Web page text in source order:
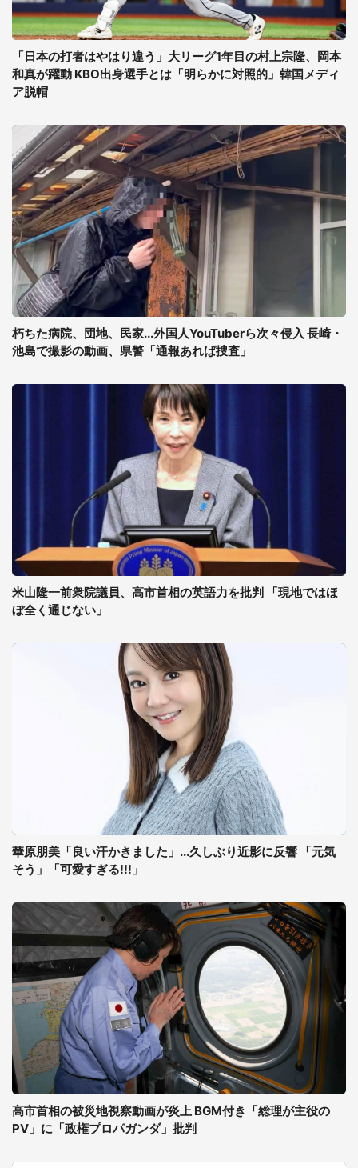
「日本の打者はやはり違う」大リーグ1年目の村上宗隆、岡本
和真が躍動 KBO出身選手とは「明らかに対照的」韓国メディ
ア脱帽
朽ちた病院、団地、民家...外国人YouTuberら次々侵入 長崎・
池島で撮影の動画、県警「通報あれば捜査」
米山隆一前衆院議員、高市首相の英語力を批判 「現地ではほ
ぼ全く通じない」
華原朋美「良い汗かきました」...久しぶり近影に反響 「元気
そう」「可愛すぎる!!!」
高市首相の被災地視察動画が炎上 BGM付き「総理が主役の
PV」に「政権プロパガンダ」批判